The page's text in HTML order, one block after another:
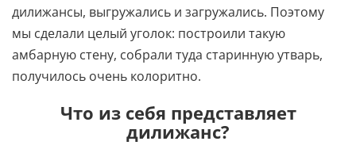
дилижансы, выгружались и загружались. Поэтому
мы сделали целый уголок: построили такую
амбарную стену, собрали туда старинную утварь,
получилось очень колоритно.
Что из себя представляет
дилижанс?